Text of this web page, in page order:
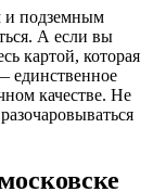
и подземным
А если вы
картой, которая
единственное
качестве. Не